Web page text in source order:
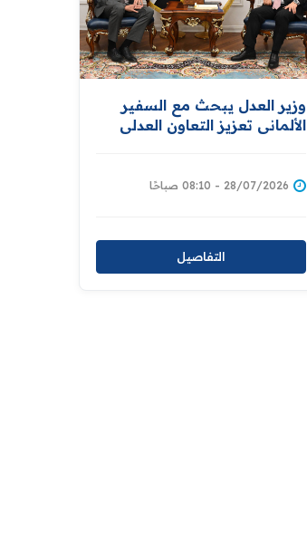
وزير العدل يبحث مع السفير
الألماني تعزيز التعاون العدلي
28/07/2026 - 08:10 صباحًا
التفاصيل